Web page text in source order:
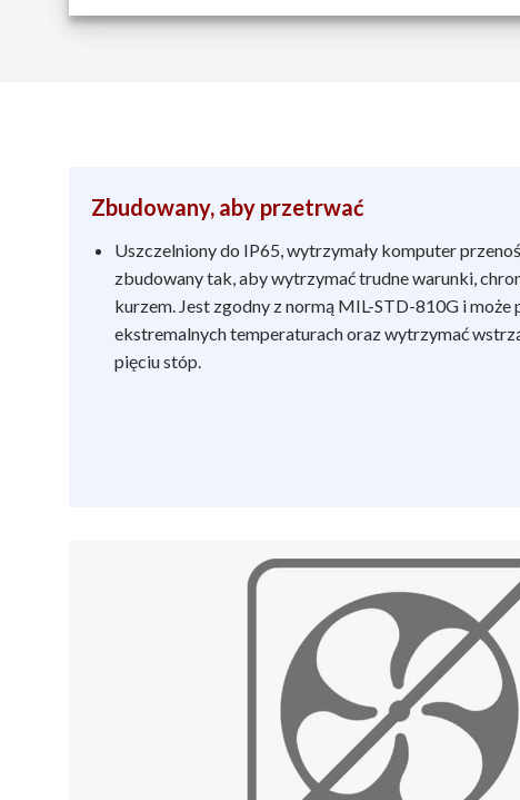
Zbudowany, aby przetrwać
Uszczelniony do IP65, wytrzymały komputer
zbudowany tak, aby wytrzymać trudne warunki,
kurzem. Jest zgodny z normą MIL-STD-810G i może
ekstremalnych temperaturach oraz wytrzymać
pięciu stóp.